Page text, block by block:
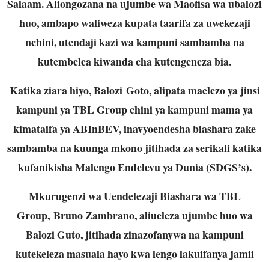
Salaam. Aliongozana na ujumbe wa Maofisa wa ubalozi
huo, ambapo waliweza kupata taarifa za uwekezaji
nchini, utendaji kazi wa kampuni sambamba na
kutembelea kiwanda cha kutengeneza bia.
Katika ziara hiyo, Balozi Goto, alipata maelezo ya jinsi
kampuni ya TBL Group chini ya kampuni mama ya
kimataifa ya ABInBEV, inavyoendesha biashara zake
sambamba na kuunga mkono jitihada za serikali katika
kufanikisha Malengo Endelevu ya Dunia (SDGS’s).
Mkurugenzi wa Uendelezaji Biashara wa TBL
Group, Bruno Zambrano, aliueleza ujumbe huo wa
Balozi Guto, jitihada zinazofanywa na kampuni
kutekeleza masuala hayo kwa lengo lakuifanya jamii